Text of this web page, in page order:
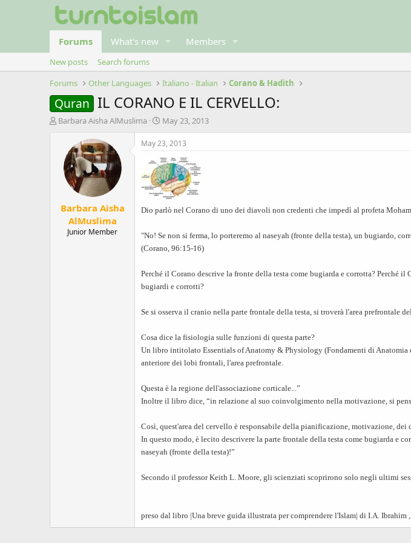
Forums What's new Members
New posts
Search forums
Forums
Other Languages Italiano - Italian Corano & Hadith
Quran IL CORANO E IL CERVELLO:
T
a
Barbara Aisha AlMuslima
S
t
a
t
d
a
t
e
May 23, 2013
Barbara Aisha
AlMuslima
Junior Member
May 23, 2013
Dio parlò nel Corano di uno dei diavoli non credenti che impedì al profeta
"No! Se non si ferma, lo porteremo al naseyah (fronte della testa), un bugiardo,
(Corano, 96:15-16)
Perché il Corano descrive la fronte della testa come bugiarda e corrotta? Perché
bugiardi e corrotti?
Se si osserva il cranio nella parte frontale della testa, si troverà l'area prefrontale
Cosa dice la fisiologia sulle funzioni di questa parte?
Un libro intitolato Essentials of Anatomy & Physiology (Fondamenti di
anteriore dei lobi frontali, l'area prefrontale.
Questa è la regione dell'associazione corticale...”
Inoltre il libro dice, “in relazione al suo coinvolgimento nella motivazione, si
Così, quest'area del cervello è responsabile della pianificazione, motivazione,
In questo modo, è lecito descrivere la parte frontale della testa come bugiarda e
naseyah (fronte della testa)!”
Secondo il professor Keith L. Moore, gli scienziati scoprirono solo negli ultimi
preso dal libro |Una breve guida illustrata per comprendere l'Islam| di I.A. Ibrahim